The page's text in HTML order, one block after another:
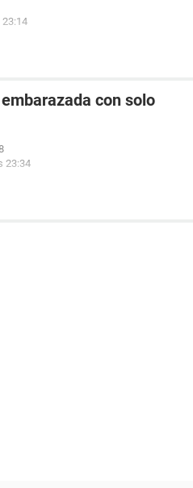
con solo
23:34